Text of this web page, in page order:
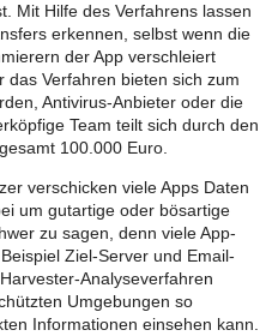
Mit Hilfe des Verfahrens lassen
erkennen, selbst wenn die
der App verschleiert
das Verfahren bieten sich zum
Antivirus-Anbieter oder die
Team teilt sich durch den
100.000 Euro.
verschicken viele Apps Daten
um gutartige oder bösartige
zu sagen, denn viele App-
Ziel-Server und Email-
Analyseverfahren
Umgebungen so
Informationen einsehen kann.